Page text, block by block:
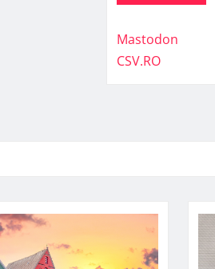
Mastodon
CSV.RO